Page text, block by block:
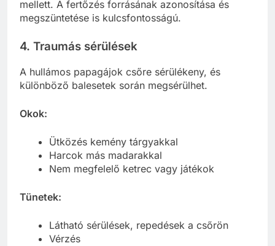
mellett. A fertőzés forrásának azonosítása és
megszüntetése is kulcsfontosságú.
4. Traumás sérülések
A hullámos papagájok csőre sérülékeny, és
különböző balesetek során megsérülhet.
Okok:
Ütközés kemény tárgyakkal
Harcok más madarakkal
Nem megfelelő ketrec vagy játékok
Tünetek:
Látható sérülések, repedések a csőrön
Vérzés